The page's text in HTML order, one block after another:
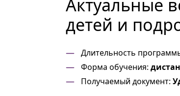
Актуальные
детей и
Длительность
Форма обучения:
Получаемый документ: